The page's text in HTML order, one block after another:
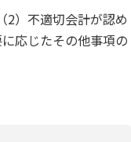
2）不適切会計が認め
応じたその他事項の